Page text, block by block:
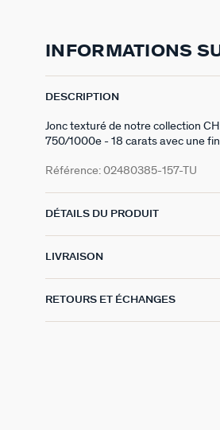
INFORMATIONS
DESCRIPTION
Jonc texturé de notre collection
750/1000e - 18 carats avec une
Référence: 02480385-157-TU
DÉTAILS DU PRODUIT
LIVRAISON
RETOURS ET ÉCHANGES